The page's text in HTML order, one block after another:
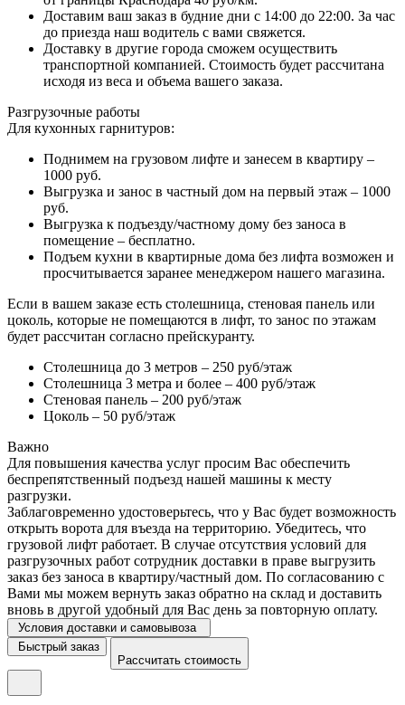
Доставим ваш заказ в будние дни с 14:00 до 22:00. За час
до приезда наш водитель с вами свяжется.
Доставку в другие города сможем осуществить
транспортной компанией. Стоимость будет рассчитана
исходя из веса и объема вашего заказа.
Разгрузочные работы
Для кухонных гарнитуров:
Поднимем на грузовом лифте и занесем в квартиру –
1000 руб.
Выгрузка и занос в частный дом на первый этаж – 1000
руб.
Выгрузка к подъезду/частному дому без заноса в
помещение – бесплатно.
Подъем кухни в квартирные дома без лифта возможен и
просчитывается заранее менеджером нашего магазина.
Если в вашем заказе есть столешница, стеновая панель или
цоколь, которые не помещаются в лифт, то занос по этажам
будет рассчитан согласно прейскуранту.
Столешница до 3 метров – 250 руб/этаж
Столешница 3 метра и более – 400 руб/этаж
Стеновая панель – 200 руб/этаж
Цоколь – 50 руб/этаж
Важно
Для повышения качества услуг просим Вас обеспечить
беспрепятственный подъезд нашей машины к месту
разгрузки.
Заблаговременно удостоверьтесь, что у Вас будет возможность
открыть ворота для въезда на территорию. Убедитесь, что
грузовой лифт работает. В случае отсутствия условий для
разгрузочных работ сотрудник доставки в праве выгрузить
заказ без заноса в квартиру/частный дом. По согласованию с
Вами мы можем вернуть заказ обратно на склад и доставить
вновь в другой удобный для Вас день за повторную оплату.
Условия доставки и самовывоза
Быстрый заказ
Рассчитать стоимость